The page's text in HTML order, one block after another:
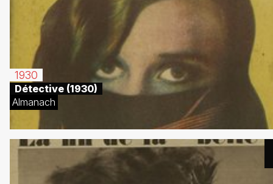
1930
Détective (1930)
Almanach